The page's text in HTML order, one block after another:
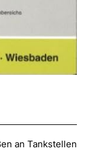
an Tankstellen